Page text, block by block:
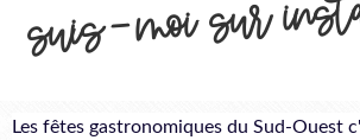
Les fêtes gastronomiques du Sud-Ouest